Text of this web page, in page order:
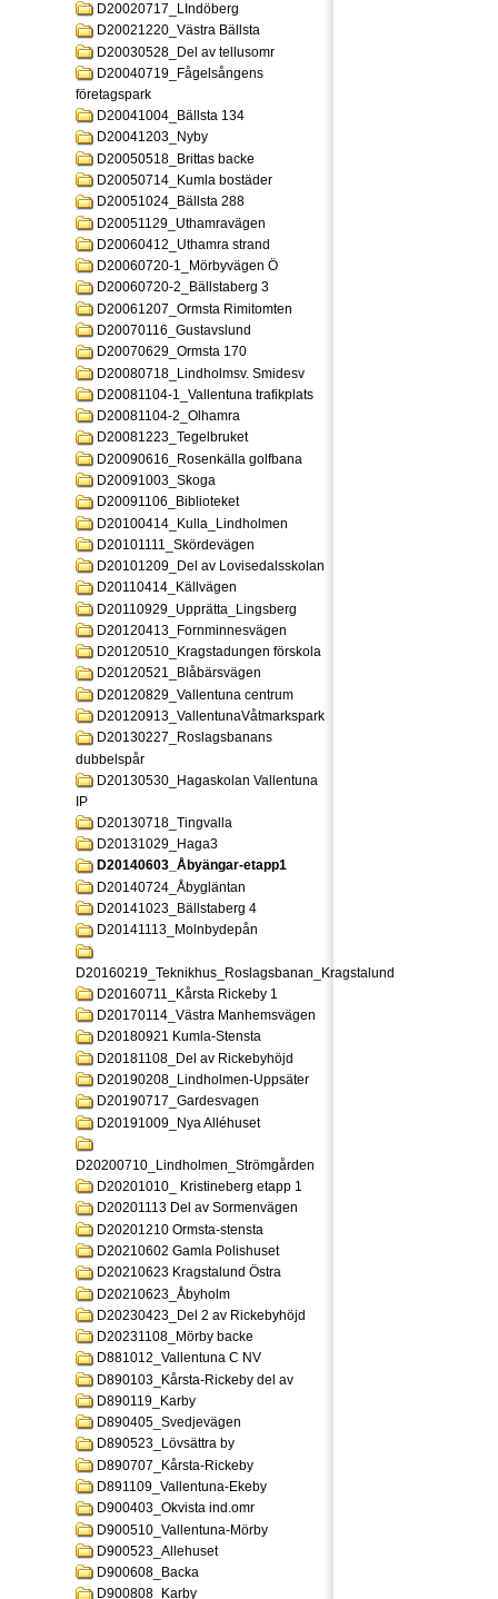
D20020717_LIndöberg
D20021220_Västra Bällsta
D20030528_Del av tellusomr
D20040719_Fågelsångens
företagspark
D20041004_Bällsta 134
D20041203_Nyby
D20050518_Brittas backe
D20050714_Kumla bostäder
D20051024_Bällsta 288
D20051129_Uthamravägen
D20060412_Uthamra strand
D20060720-1_Mörbyvägen Ö
D20060720-2_Bällstaberg 3
D20061207_Ormsta Rimitomten
D20070116_Gustavslund
D20070629_Ormsta 170
D20080718_Lindholmsv. Smidesv
D20081104-1_Vallentuna trafikplats
D20081104-2_Olhamra
D20081223_Tegelbruket
D20090616_Rosenkälla golfbana
D20091003_Skoga
D20091106_Biblioteket
D20100414_Kulla_Lindholmen
D20101111_Skördevägen
D20101209_Del av Lovisedalsskolan
D20110414_Källvägen
D20110929_Upprätta_Lingsberg
D20120413_Fornminnesvägen
D20120510_Kragstadungen förskola
D20120521_Blåbärsvägen
D20120829_Vallentuna centrum
D20120913_VallentunaVåtmarkspark
D20130227_Roslagsbanans
dubbelspår
D20130530_Hagaskolan Vallentuna
IP
D20130718_Tingvalla
D20131029_Haga3
D20140603_Åbyängar-etapp1
D20140724_Åbygläntan
D20141023_Bällstaberg 4
D20141113_Molnbydepån
D20160219_Teknikhus_Roslagsbanan_Kragstalund
D20160711_Kårsta Rickeby 1
D20170114_Västra Manhemsvägen
D20180921 Kumla-Stensta
D20181108_Del av Rickebyhöjd
D20190208_Lindholmen-Uppsäter
D20190717_Gardesvagen
D20191009_Nya Alléhuset
D20200710_Lindholmen_Strömgården
D20201010_ Kristineberg etapp 1
D20201113 Del av Sormenvägen
D20201210 Ormsta-stensta
D20210602 Gamla Polishuset
D20210623 Kragstalund Östra
D20210623_Åbyholm
D20230423_Del 2 av Rickebyhöjd
D20231108_Mörby backe
D881012_Vallentuna C NV
D890103_Kårsta-Rickeby del av
D890119_Karby
D890405_Svedjevägen
D890523_Lövsättra by
D890707_Kårsta-Rickeby
D891109_Vallentuna-Ekeby
D900403_Okvista ind.omr
D900510_Vallentuna-Mörby
D900523_Allehuset
D900608_Backa
D900808_Karby